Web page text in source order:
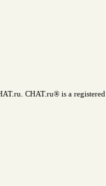
CHAT.ru® is a